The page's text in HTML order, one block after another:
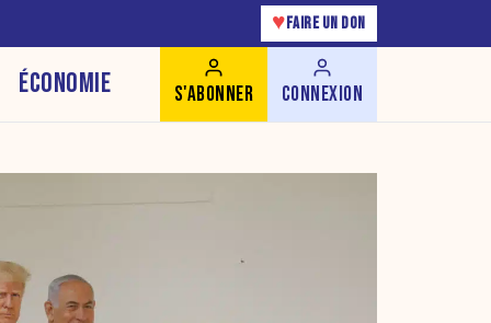
♥ FAIRE UN DON
ÉCONOMIE S'ABONNER CONNEXION